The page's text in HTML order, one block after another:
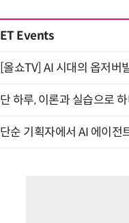
ET Events
[올쇼TV] AI 시대의 옵저버
단 하루, 이론과 실습으로
단순 기획자에서 AI 에이